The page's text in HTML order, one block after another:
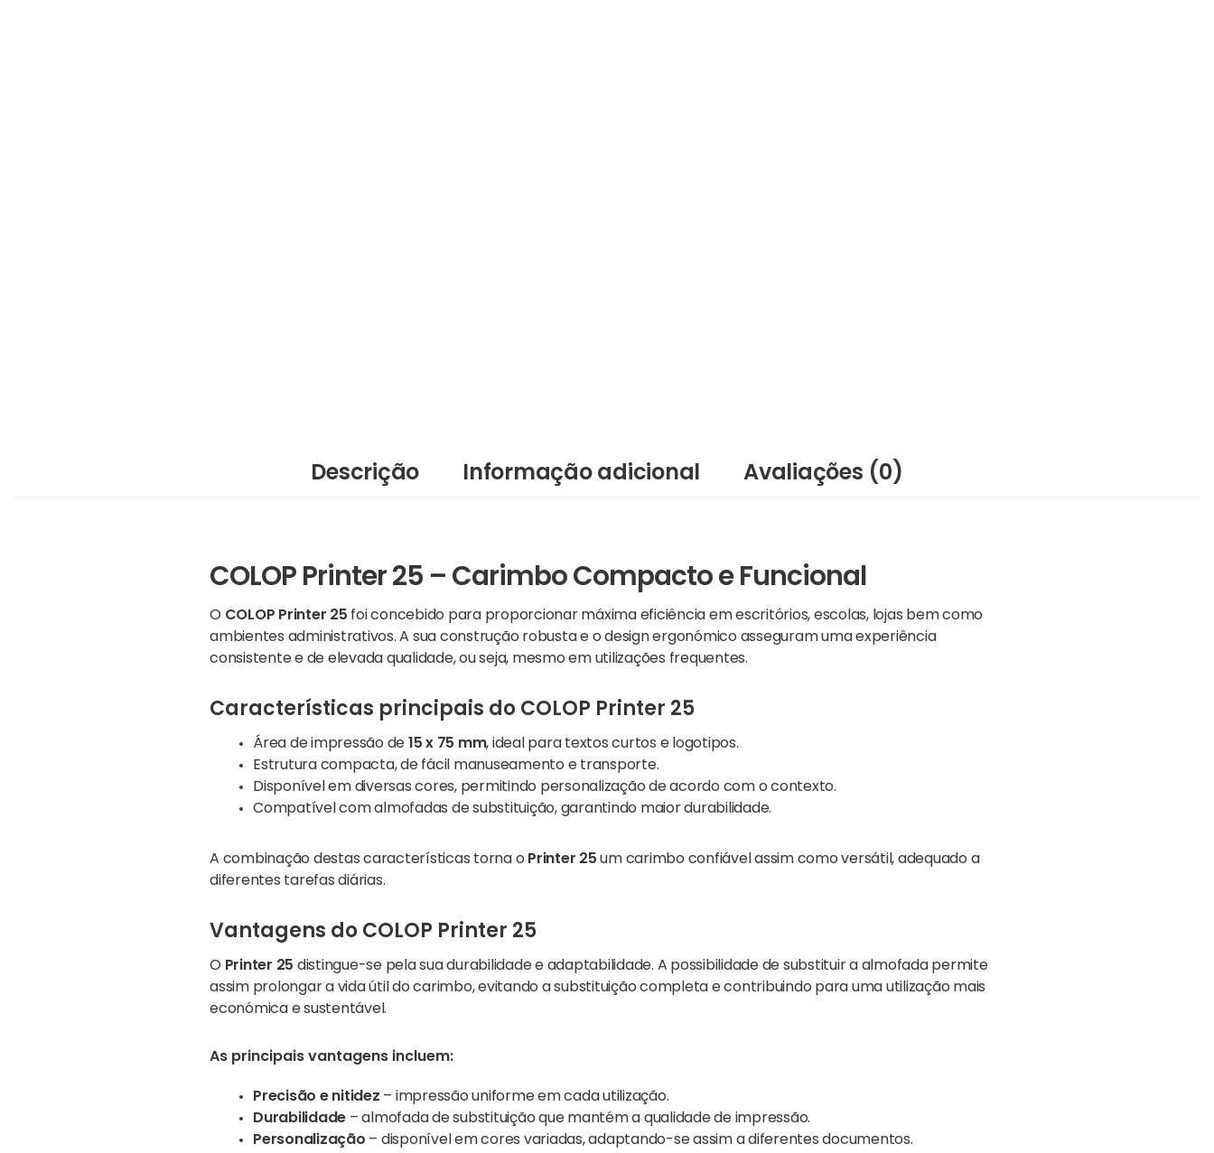
Descrição Informação adicional Avaliações (0)
COLOP Printer 25 – Carimbo Compacto e Funcional
O COLOP Printer 25 foi concebido para proporcionar máxima eficiência em escritórios, escolas, lojas bem como
ambientes administrativos. A sua construção robusta e o design ergonómico asseguram uma experiência
consistente e de elevada qualidade, ou seja, mesmo em utilizações frequentes.
Características principais do COLOP Printer 25
Área de impressão de 15 x 75 mm, ideal para textos curtos e logotipos.
Estrutura compacta, de fácil manuseamento e transporte.
Disponível em diversas cores, permitindo personalização de acordo com o contexto.
Compatível com almofadas de substituição, garantindo maior durabilidade.
A combinação destas características torna o Printer 25 um carimbo confiável assim como versátil, adequado a
diferentes tarefas diárias.
Vantagens do COLOP Printer 25
O Printer 25 distingue-se pela sua durabilidade e adaptabilidade. A possibilidade de substituir a almofada permite
assim prolongar a vida útil do carimbo, evitando a substituição completa e contribuindo para uma utilização mais
económica e sustentável.
As principais vantagens incluem:
Precisão e nitidez – impressão uniforme em cada utilização.
Durabilidade – almofada de substituição que mantém a qualidade de impressão.
Personalização – disponível em cores variadas, adaptando-se assim a diferentes documentos.